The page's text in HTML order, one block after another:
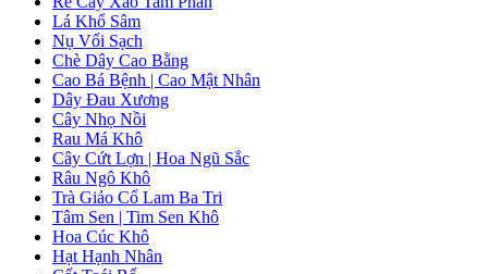
Lá Khổ Sâm
Nụ Vối Sạch
Chè Dây Cao Bằng
Cao Bá Bệnh | Cao Mật Nhân
Dây Đau Xương
Cây Nhọ Nồi
Rau Má Khô
Cây Cứt Lợn | Hoa Ngũ Sắc
Râu Ngô Khô
Trà Giảo Cổ Lam Ba Tri
Tâm Sen | Tim Sen Khô
Hoa Cúc Khô
Hạt Hạnh Nhân